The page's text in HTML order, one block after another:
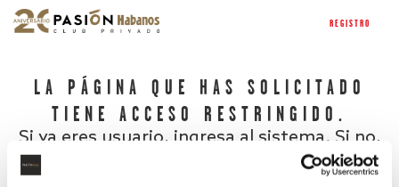
REGISTRO
LA PÁGINA QUE HAS SOLICITADO
TIENE ACCESO RESTRINGIDO.
Si ya eres usuario, ingresa al sistema. Si no,